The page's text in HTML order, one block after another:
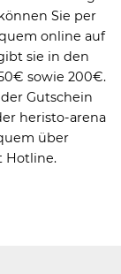
Sie per
online auf
sie in den
sowie 200€.
Gutschein
heristo-arena
über
Hotline.